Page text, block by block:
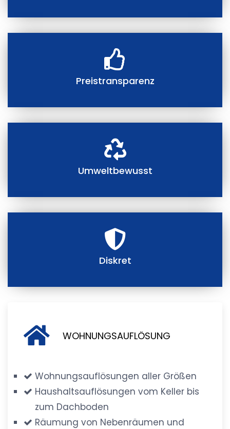
Preistransparenz
Umweltbewusst
Diskret
WOHNUNGSAUFLÖSUNG
Wohnungsauflösungen aller Größen
Haushaltsauflösungen vom Keller bis
zum Dachboden
Räumung von Nebenräumen und